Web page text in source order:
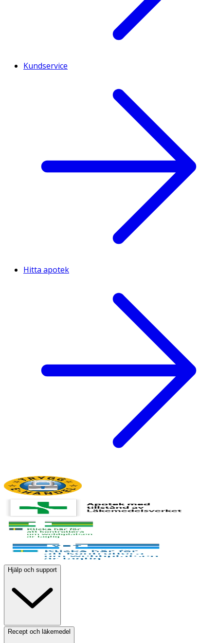
Kundservice
Hitta apotek
Hjälp och support
Recept och läkemedel